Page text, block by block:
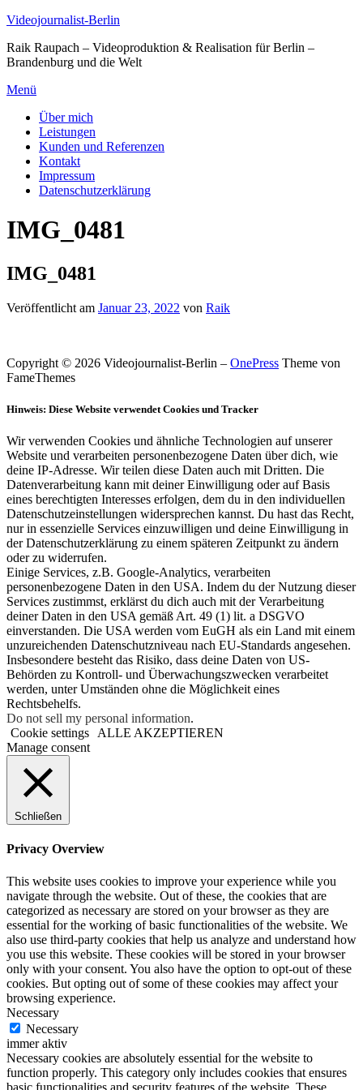
Zum
springen
Videojournalist-Berlin
Raik Raupach – Videoproduktion & Realisation für Berlin –
Brandenburg und die Welt
Menü
Über mich
Leistungen
Kunden und Referenzen
Kontakt
Impressum
Datenschutzerklärung
IMG_0481
IMG_0481
Veröffentlicht am Januar 23, 2022 von Raik
Copyright © 2026 Videojournalist-Berlin – OnePress Theme von
FameThemes
Hinweis: Diese Website verwendet Cookies und Tracker
Wir verwenden Cookies und ähnliche Technologien auf unserer
Website und verarbeiten personenbezogene Daten über dich, wie
deine IP-Adresse. Wir teilen diese Daten auch mit Dritten. Die
Datenverarbeitung kann mit deiner Einwilligung oder auf Basis
eines berechtigten Interesses erfolgen, dem du in den individuellen
Datenschutzeinstellungen widersprechen kannst. Du hast das Recht,
nur in essenzielle Services einzuwilligen und deine Einwilligung in
der Datenschutzerklärung zu einem späteren Zeitpunkt zu ändern
oder zu widerrufen.
Einige Services, z.B. Google-Analytics, verarbeiten
personenbezogene Daten in den USA. Indem du der Nutzung dieser
Services zustimmst, erklärst du dich auch mit der Verarbeitung
deiner Daten in den USA gemäß Art. 49 (1) lit. a DSGVO
einverstanden. Die USA werden vom EuGH als ein Land mit einem
unzureichenden Datenschutzniveau nach EU-Standards angesehen.
Insbesondere besteht das Risiko, dass deine Daten von US-
Behörden zu Kontroll- und Überwachungszwecken verarbeitet
werden, unter Umständen ohne die Möglichkeit eines
Rechtsbehelfs.
Do not sell my personal information.
Cookie settings
ALLE AKZEPTIEREN
Manage consent
Schließen
Privacy Overview
This website uses cookies to improve your experience while you
navigate through the website. Out of these, the cookies that are
categorized as necessary are stored on your browser as they are
essential for the working of basic functionalities of the website. We
also use third-party cookies that help us analyze and understand how
you use this website. These cookies will be stored in your browser
only with your consent. You also have the option to opt-out of these
cookies. But opting out of some of these cookies may affect your
browsing experience.
Necessary
Necessary
immer aktiv
Necessary cookies are absolutely essential for the website to
function properly. This category only includes cookies that ensures
basic functionalities and security features of the website. These